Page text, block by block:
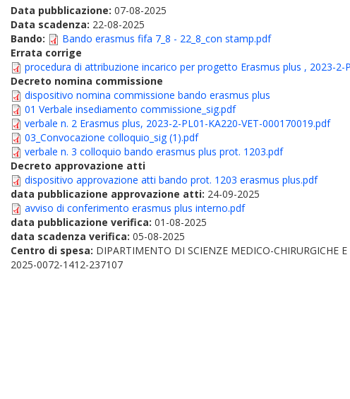
Data pubblicazione: 07-08-2025
Data scadenza: 22-08-2025
Bando:
Bando erasmus fifa 7_8 - 22_8_con stamp.pdf
Errata corrige
procedura di attribuzione incarico per progetto Erasmus plus , 2023-2-
Decreto nomina commissione
dispositivo nomina commissione bando erasmus plus
01 Verbale insediamento commissione_sig.pdf
verbale n. 2 Erasmus plus, 2023-2-PL01-KA220-VET-000170019.pdf
03_Convocazione colloquio_sig (1).pdf
verbale n. 3 colloquio bando erasmus plus prot. 1203.pdf
Decreto approvazione atti
dispositivo approvazione atti bando prot. 1203 erasmus plus.pdf
data pubblicazione approvazione atti: 24-09-2025
avviso di conferimento erasmus plus interno.pdf
data pubblicazione verifica: 01-08-2025
data scadenza verifica: 05-08-2025
Centro di spesa: DIPARTIMENTO DI SCIENZE MEDICO-CHIRURGICHE
2025-0072-1412-237107